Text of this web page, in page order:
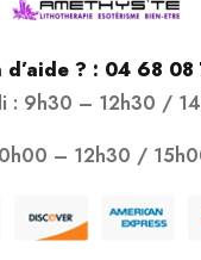
d’aide ? : 04 68 08
: 9h30 – 12h30 /
– 12h30 /